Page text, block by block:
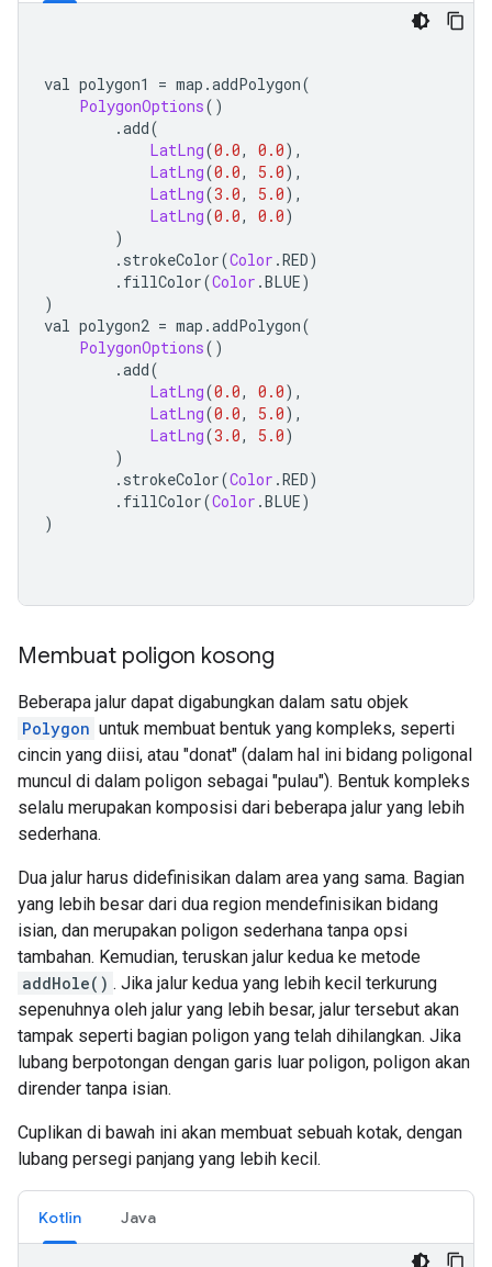
val polygon1 = map .addPolygon(
PolygonOptions()
.add(
LatLng(0.0, 0.0),
LatLng(0.0, 5.0),
LatLng(3.0, 5.0),
LatLng(0.0, 0.0)
)
. strokeColor(Color .RED)
. fillColor(Color .BLUE)
)
val polygon2 = map .addPolygon(
PolygonOptions()
.add(
LatLng(0.0, 0.0),
LatLng(0.0, 5.0),
LatLng(3.0, 5.0)
)
. strokeColor(Color .RED)
. fillColor(Color .BLUE)
)
Membuat poligon kosong
Beberapa jalur dapat digabungkan dalam satu objek
Polygon untuk membuat bentuk yang kompleks, seperti
cincin yang diisi, atau "donat" (dalam hal ini bidang poligonal
muncul di dalam poligon sebagai "pulau"). Bentuk kompleks
selalu merupakan komposisi dari beberapa jalur yang lebih
sederhana.
Dua jalur harus didefinisikan dalam area yang sama. Bagian
yang lebih besar dari dua region mendefinisikan bidang
isian, dan merupakan poligon sederhana tanpa opsi
tambahan. Kemudian, teruskan jalur kedua ke metode
addHole() . Jika jalur kedua yang lebih kecil terkurung
sepenuhnya oleh jalur yang lebih besar, jalur tersebut akan
tampak seperti bagian poligon yang telah dihilangkan. Jika
lubang berpotongan dengan garis luar poligon, poligon akan
dirender tanpa isian.
Cuplikan di bawah ini akan membuat sebuah kotak, dengan
lubang persegi panjang yang lebih kecil.
Kotlin Java